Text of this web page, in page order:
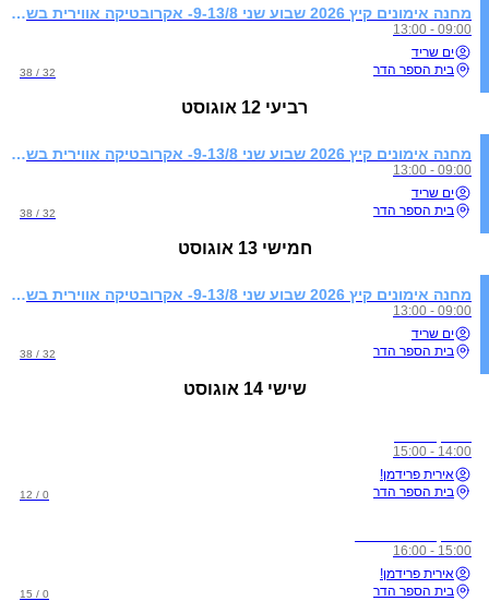
מחנה אימונים קיץ 2026 שבוע שני 9-13/8- אקרובטיקה אווירית בשילוב התעמלות קרקע
09:00 - 13:00
ים שריד
בית הספר הדר
32 / 38
רביעי 12 אוגוסט
מחנה אימונים קיץ 2026 שבוע שני 9-13/8- אקרובטיקה אווירית בשילוב התעמלות קרקע
09:00 - 13:00
ים שריד
בית הספר הדר
32 / 38
חמישי 13 אוגוסט
מחנה אימונים קיץ 2026 שבוע שני 9-13/8- אקרובטיקה אווירית בשילוב התעמלות קרקע
09:00 - 13:00
ים שריד
בית הספר הדר
32 / 38
שישי 14 אוגוסט
14:00 - 15:00
אירית פרידמן!
בית הספר הדר
0 / 12
15:00 - 16:00
אירית פרידמן!
בית הספר הדר
0 / 15